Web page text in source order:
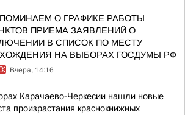
О ГРАФИКЕ РАБОТЫ
ПРИЕМА ЗАЯВЛЕНИЙ О
В СПИСОК ПО МЕСТУ
НА ВЫБОРАХ ГОСДУМЫ РФ
Вчера, 14:16
Карачаево-Черкесии нашли новые
произрастания краснокнижных